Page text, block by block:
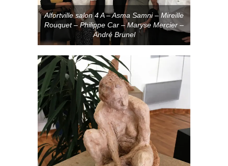
Alfortville salon 4 A – Asma Samni – Mireille
Rouquet – Philippe Car – Maryse Mercier –
André Brunel